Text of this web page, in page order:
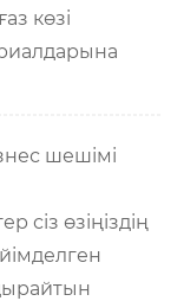
көзі
шешімі
сіз өзіңіздің